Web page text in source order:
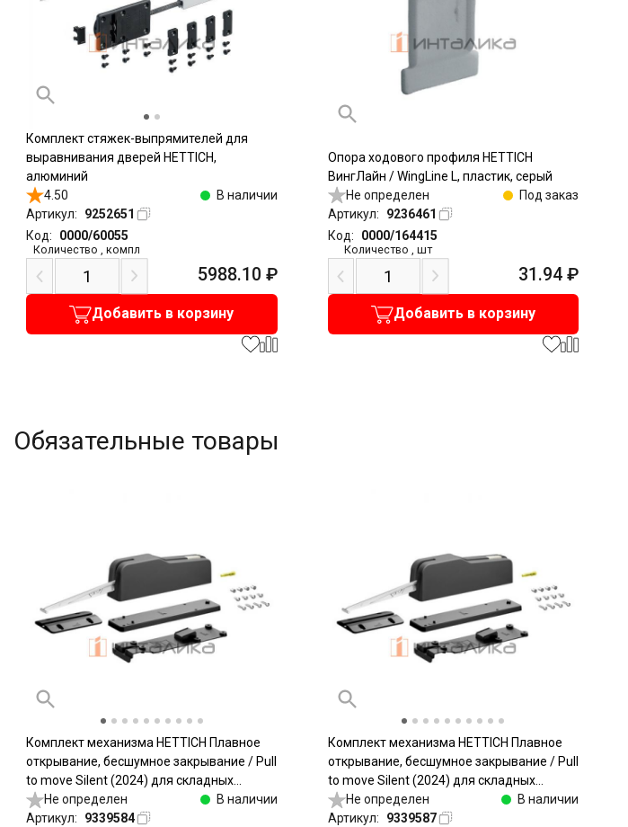
Комплект стяжек-выпрямителей для
выравнивания дверей HETTICH,
алюминий
4.50
В наличии
Артикул:
9252651
Код:
0000/60055
Количество ,компл
5988.10 ₽
Добавить в корзину
Опора ходового профиля HETTICH
ВингЛайн / WingLine L, пластик, серый
Не определен
Под заказ
Артикул:
9236461
Код:
0000/164415
Количество ,шт
31.94 ₽
Добавить в корзину
Обязательные товары
Комплект механизма HETTICH Плавное
открывание, бесшумное закрывание / Pull
to move Silent (2024) для складных
дверей, легкий / Light, антрацит
Не определен
В наличии
Артикул:
9339584
Комплект механизма HETTICH Плавное
открывание, бесшумное закрывание / Pull
to move Silent (2024) для складных
дверей, тяжелый / Heavy, антрацит
Не определен
В наличии
Артикул:
9339587